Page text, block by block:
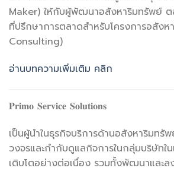
Maker) ให้กับผู้พัฒนาอสังหาริมทรัพย์ ต
ที่ปรึกษาการตลาดสำหรับโครงการอสัง
Consulting)
อ่านบทความเพิ่มเติม คลิก
𝐏𝐫𝐢𝐦𝐨 𝐒𝐞𝐫𝐯𝐢𝐜𝐞 𝐒𝐨𝐥𝐮𝐭𝐢𝐨𝐧𝐬
เป็นผู้นำในธุรกิจบริการด้านอสังหาริมทรั
วงจรและกำกับดูแลกิจการในกลุ่มบริษัทใ
เติบโตอย่างต่อเนื่อง รวมทั้งพัฒนาและล